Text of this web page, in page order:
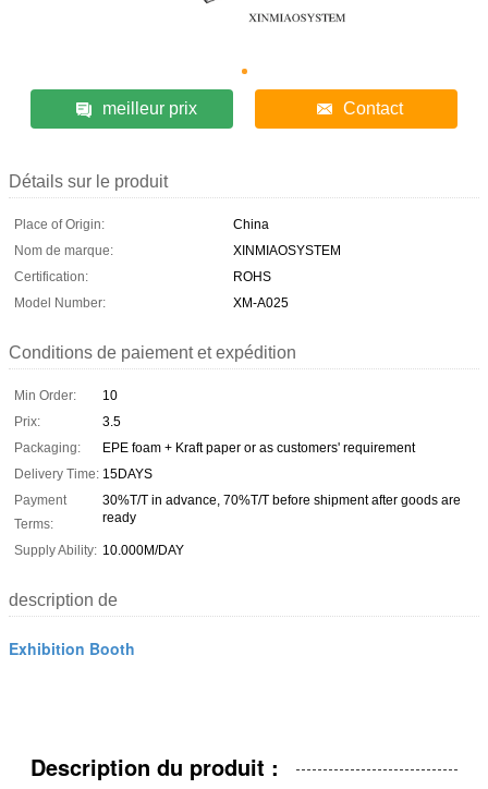
meilleur prix Contact
Détails sur le produit
Place of Origin:
China
Nom de marque:
XINMIAOSYSTEM
Certification:
ROHS
Model Number:
XM-A025
Conditions de paiement et expédition
Min Order:
10
Prix:
3.5
Packaging:
EPE foam + Kraft paper or as customers' requirement
Delivery Time: 15DAYS
Payment
Terms:
30%T/T in advance, 70%T/T before shipment after goods are
ready
Supply Ability: 10.000M/DAY
description de
Exhibition Booth
Description du produit :